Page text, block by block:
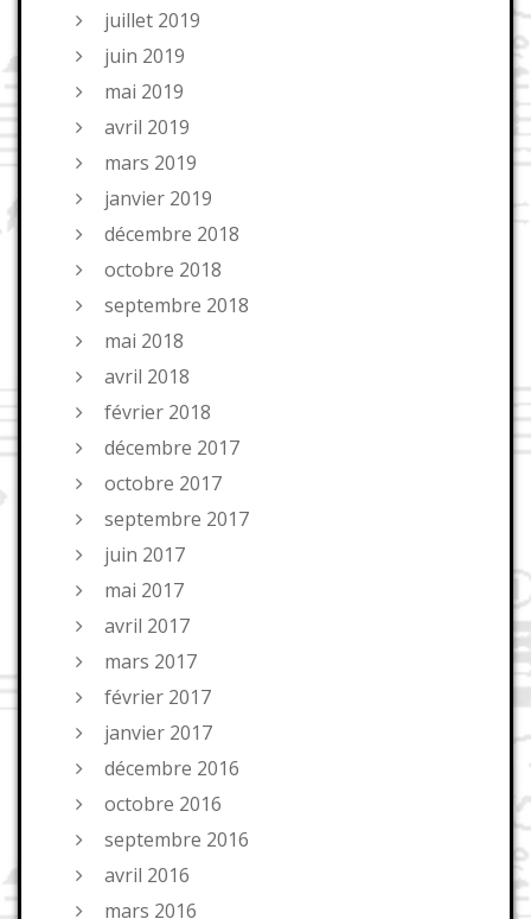
juillet 2019
juin 2019
mai 2019
avril 2019
mars 2019
janvier 2019
décembre 2018
octobre 2018
septembre 2018
mai 2018
avril 2018
février 2018
décembre 2017
octobre 2017
septembre 2017
juin 2017
mai 2017
avril 2017
mars 2017
février 2017
janvier 2017
décembre 2016
octobre 2016
septembre 2016
avril 2016
mars 2016